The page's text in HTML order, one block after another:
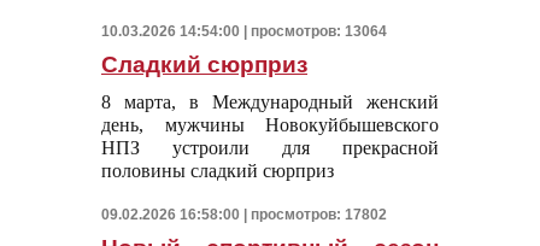
10.03.2026 14:54:00 | просмотров: 13064
Сладкий сюрприз
8 марта, в Международный женский
день, мужчины Новокуйбышевского
НПЗ устроили для прекрасной
половины сладкий сюрприз
09.02.2026 16:58:00 | просмотров: 17802